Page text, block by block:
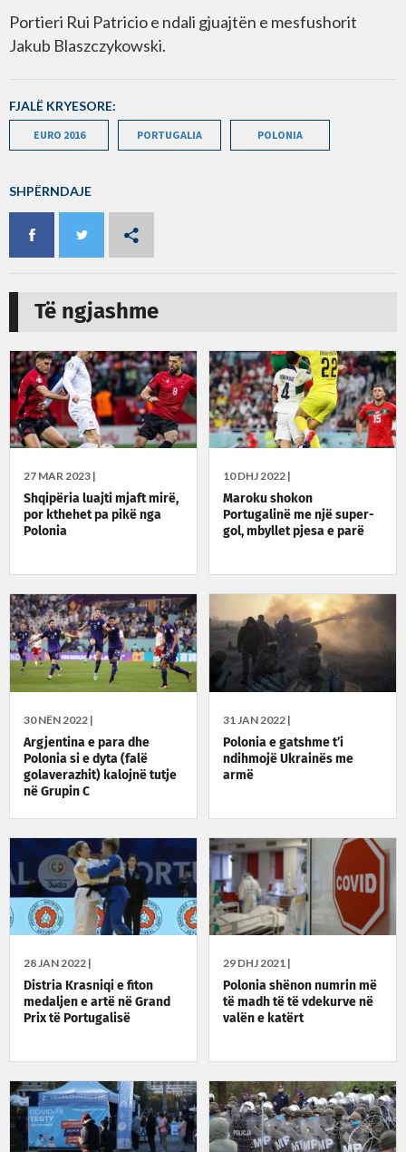
Portieri Rui Patricio e ndali gjuajtën e mesfushorit
Jakub Blaszczykowski.
FJALË KRYESORE:
EURO 2016 PORTUGALIA POLONIA
SHPËRNDAJE
Të ngjashme
27 MAR 2023 |
Shqipëria luajti mjaft mirë,
por kthehet pa pikë nga
Polonia
10 DHJ 2022 |
Maroku shokon
Portugalinë me një super-
gol, mbyllet pjesa e parë
30 NËN 2022 |
Argjentina e para dhe
Polonia si e dyta (falë
golaverazhit) kalojnë tutje
në Grupin C
31 JAN 2022 |
Polonia e gatshme t’i
ndihmojë Ukrainës me
armë
28 JAN 2022 |
Distria Krasniqi e fiton
medaljen e artë në Grand
Prix të Portugalisë
29 DHJ 2021 |
Polonia shënon numrin më
të madh të të vdekurve në
valën e katërt